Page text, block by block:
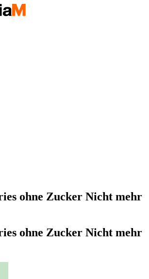
ohne Zucker Nicht mehr
ohne Zucker Nicht mehr